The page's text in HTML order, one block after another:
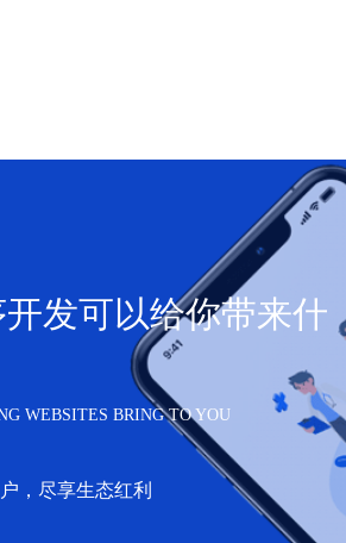
发可以给你带来什
WEBSITES BRING TO YOU
，尽享生态红利